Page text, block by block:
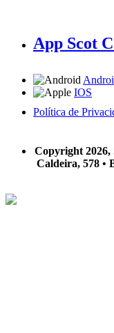
App Scot
IOS
Política de
Copyright 2026,
Caldeira, 578 •